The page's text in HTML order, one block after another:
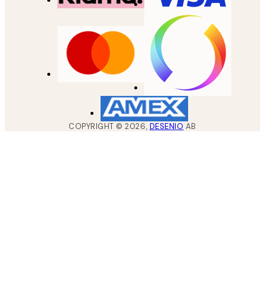
COPYRIGHT ©2026, DESENIO AB